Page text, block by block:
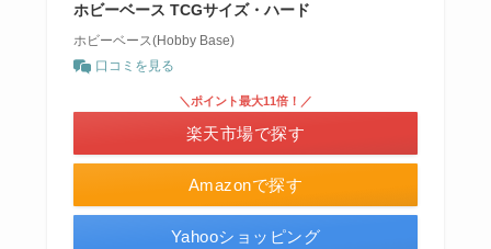
ホビーベース TCGサイズ・ハード
ホビーベース(Hobby Base)
口コミを見る
Amazonで探す
＼ポイント最大11倍！／
楽天市場で探す
Yahooショッピング